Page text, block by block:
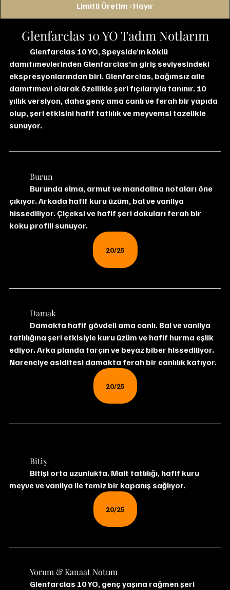
Limitli Üretim : Hayır
Glenfarclas 10 YO Tadım Notlarım
damıtımevlerinden Glenfarclas’ın giriş seviyesindeki
ekspresyonlarından biri. Glenfarclas, bağımsız aile
damıtımevi olarak özellikle şeri fıçılarıyla tanınır. 10
yıllık versiyon, daha genç ama canlı ve ferah bir yapıda
olup, şeri etkisini hafif tatlılık ve meyvemsi tazelikle
sunuyor.
	Burun
çıkıyor. Arkada hafif kuru üzüm, bal ve vanilya
hissediliyor. Çiçeksi ve hafif şeri dokuları ferah bir
koku profili sunuyor.
20/25
	Damak
tatlılığına şeri etkisiyle kuru üzüm ve hafif hurma eşlik
ediyor. Arka planda tarçın ve beyaz biber hissediliyor.
Narenciye asiditesi damakta ferah bir canlılık katıyor.
20/25
	Bitiş
meyve ve vanilya ile temiz bir kapanış sağlıyor.
20/25
	Yorum & Kanaat Notum
Glenfarclas 10 YO, genç yaşına rağmen şeri